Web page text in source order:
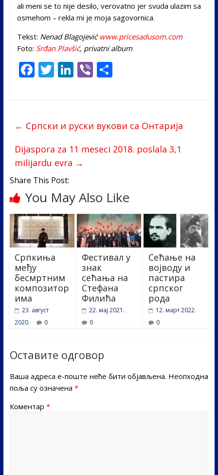
ali meni se to nije desilo, verovatno jer svuda ulazim sa
osmehom – rekla mi je moja sagovornica.
Tekst: Nenad Blagojević www.pricesadusom.com
Foto: Srđan Plavšić, privatni album
F
o
o
k
T Li
dI
n
Vi S
← Српски и руски вукови са Онтарија
Dijaspora za 11 meseci 2018. poslala 3,1
milijardu evra →
Share This Post:
You May Also Like
Српкиња
међу
бесмртним
композитор
има
23. август
2020.
0
Фестивал у
знак
сећања на
Стефана
Филића
22. мај 2021.
0
Сећање на
војводу и
пастира
српског
рода
12. март 2022.
0
Оставите одговор
Ваша адреса е-поште неће бити објављена. Неопходна
поља су означена *
Коментар *